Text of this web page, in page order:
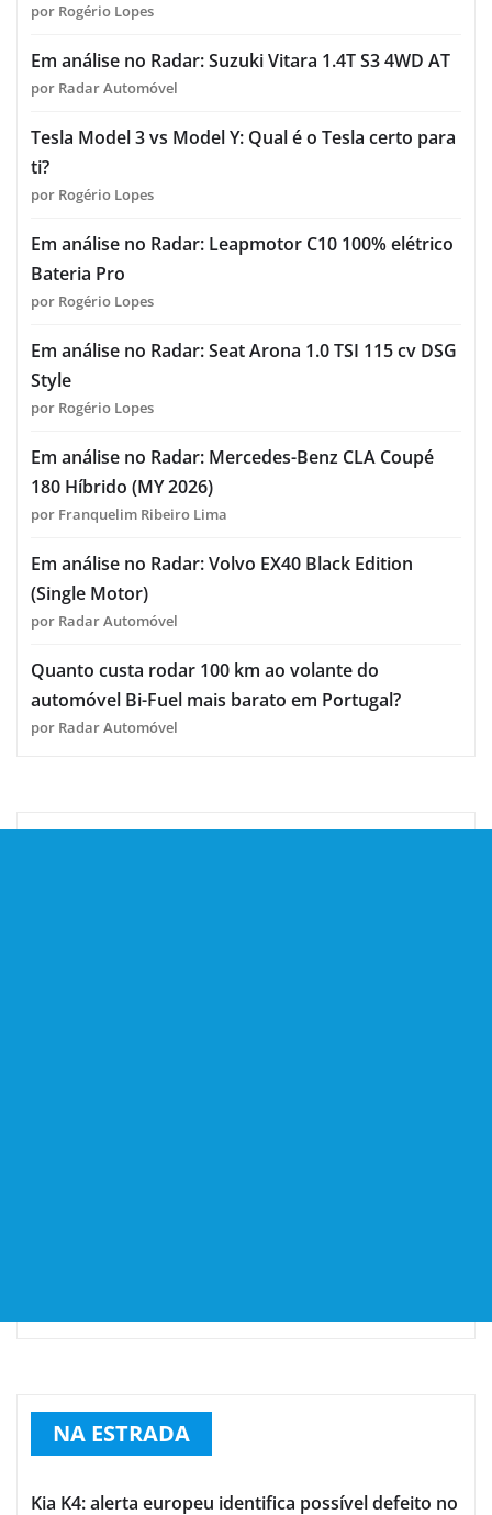
por Rogério Lopes
Em análise no Radar: Suzuki Vitara 1.4T S3 4WD AT
por Radar Automóvel
Tesla Model 3 vs Model Y: Qual é o Tesla certo para
ti?
por Rogério Lopes
Em análise no Radar: Leapmotor C10 100% elétrico
Bateria Pro
por Rogério Lopes
Em análise no Radar: Seat Arona 1.0 TSI 115 cv DSG
Style
por Rogério Lopes
Em análise no Radar: Mercedes-Benz CLA Coupé
180 Híbrido (MY 2026)
por Franquelim Ribeiro Lima
Em análise no Radar: Volvo EX40 Black Edition
(Single Motor)
por Radar Automóvel
Quanto custa rodar 100 km ao volante do
automóvel Bi-Fuel mais barato em Portugal?
por Radar Automóvel
NA ESTRADA
Kia K4: alerta europeu identifica possível defeito no